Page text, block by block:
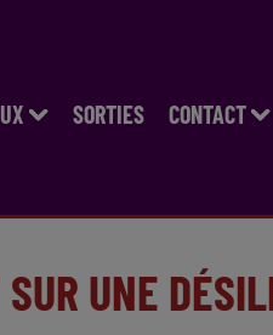
SORTIES CONTACT
UNE